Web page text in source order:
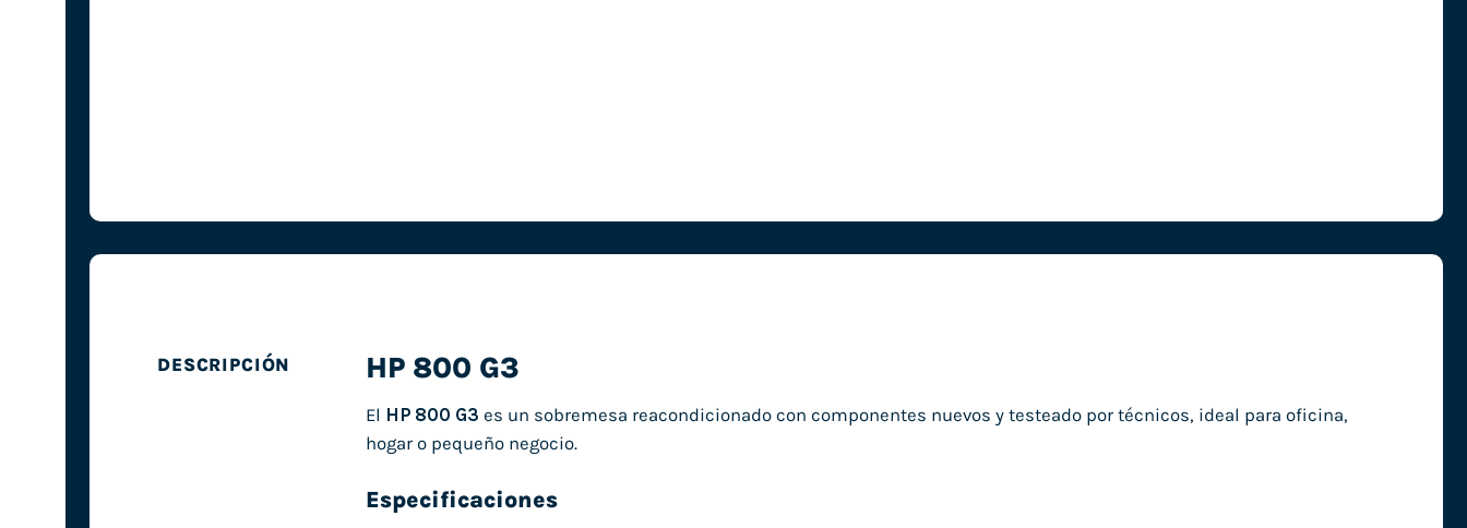
DESCRIPCIÓN HP 800 G3
El HP 800 G3 es un sobremesa reacondicionado con componentes nuevos y testeado por técnicos, ideal para oficina,
hogar o pequeño negocio.
Especificaciones